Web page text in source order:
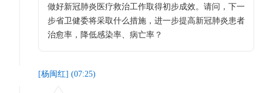
做好新冠肺炎医疗救治工作取得初步成效。请问，下一
步省卫健委将采取什么措施，进一步提高新冠肺炎患者
治愈率，降低感染率、病亡率？
[杨闽红] (07:25)